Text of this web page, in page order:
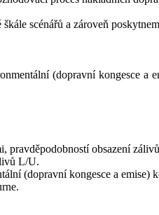
scénářů a zároveň
(dopravní kongesce
obsazení
L/U.
(dopravní kongesce a